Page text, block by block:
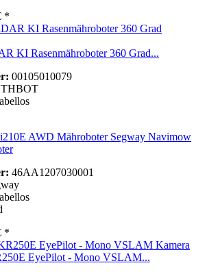
*
KI Rasenmähroboter 360 Grad...
00105010079
Segway Navimow
46AA1207030001
*
EyePilot - Mono VSLAM...